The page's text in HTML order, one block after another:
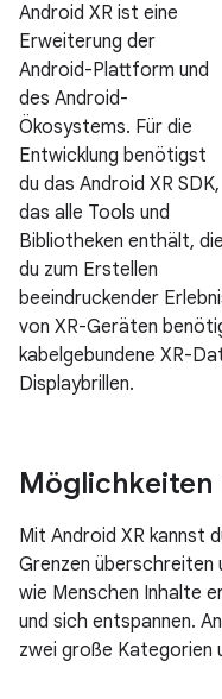
Android XR ist eine
Erweiterung der
Android-Plattform und
des Android-
Ökosystems. Für die
Entwicklung benötigst
du das Android XR SDK,
das alle Tools und
Bibliotheken enthält, die
du zum Erstellen
beeindruckender
von XR-Geräten
kabelgebundene XR-
Displaybrillen.
Möglichkeiten
Mit Android XR kannst
Grenzen überschreiten
wie Menschen Inhalte
und sich entspannen.
zwei große Kategorien